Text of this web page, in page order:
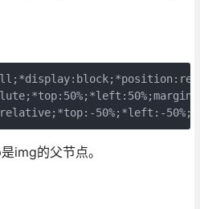
50%;*left:-
img的父节点。